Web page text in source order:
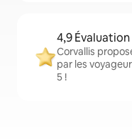
4,9
Corvallis
par les
5 !